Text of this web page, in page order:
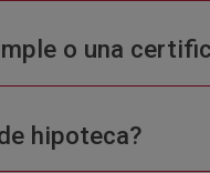
o una
hipoteca?